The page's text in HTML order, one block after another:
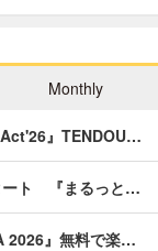
Monthly
』TENDOU…
ート 『まるっと…
2026』無料で楽…